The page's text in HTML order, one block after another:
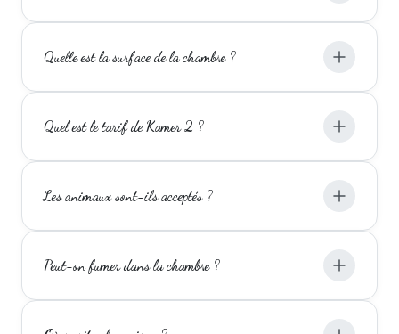
Quelle est la surface de la chambre ?
Quel est le tarif de Kamer 2 ?
Les animaux sont-ils acceptés ?
Peut-on fumer dans la chambre ?